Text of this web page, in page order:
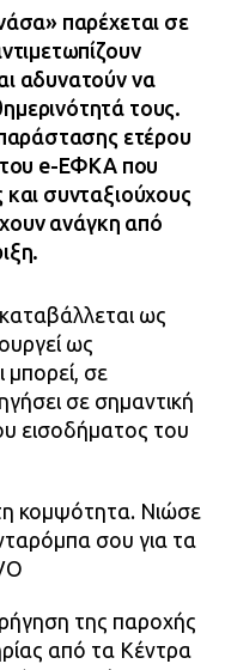
παρέχεται σε
αδυνατούν να
τους.
ετέρου
του e-ΕΦΚΑ που
συνταξιούχους
ανάγκη από
ως
ως
σε
σε σημαντική
εισοδήματος του
κομψότητα. Νιώσε
σου για τα
της παροχής
από τα Κέντρα